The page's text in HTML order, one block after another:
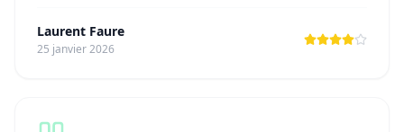
Laurent Faure
25 janvier 2026